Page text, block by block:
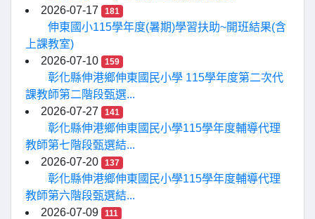
2026-07-17
181
伸東國小115學年度(暑期)學習扶助~開班結果(含
上課教室)
2026-07-10
159
彰化縣伸港鄉伸東國民小學 115學年度第二次代
課教師第二階段甄選...
2026-07-27
141
彰化縣伸港鄉伸東國民小學115學年度輔導代理
教師第七階段甄選結...
2026-07-20
137
彰化縣伸港鄉伸東國民小學115學年度輔導代理
教師第六階段甄選結...
2026-07-09
111